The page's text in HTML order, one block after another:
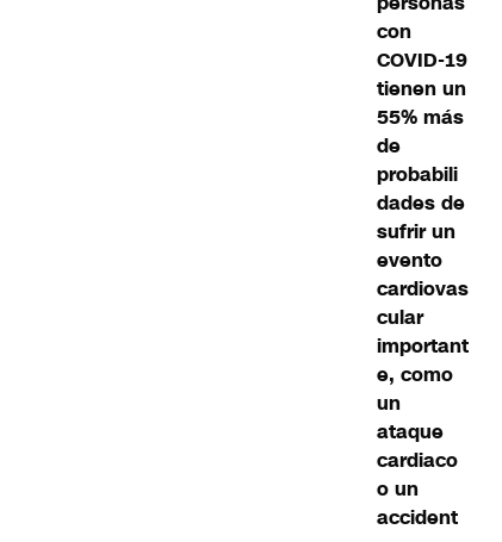
con
COVID-19
tienen un
55% más
de
probabili
dades de
sufrir un
evento
cardiovas
cular
important
e, como
un
ataque
cardiaco
o un
accident